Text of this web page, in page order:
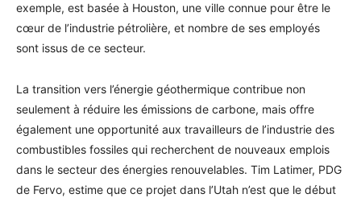
exemple, est basée à Houston, une ville connue pour être le
cœur de l’industrie pétrolière, et nombre de ses employés
sont issus de ce secteur.
La transition vers l’énergie géothermique contribue non
seulement à réduire les émissions de carbone, mais offre
également une opportunité aux travailleurs de l’industrie des
combustibles fossiles qui recherchent de nouveaux emplois
dans le secteur des énergies renouvelables. Tim Latimer, PDG
de Fervo, estime que ce projet dans l’Utah n’est que le début